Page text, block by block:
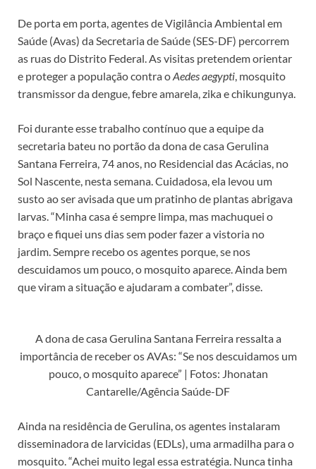
De porta em porta, agentes de Vigilância Ambiental em
Saúde (Avas) da Secretaria de Saúde (SES-DF) percorrem
as ruas do Distrito Federal. As visitas pretendem orientar
e proteger a população contra oAedes aegypti, mosquito
transmissor da dengue, febre amarela, zika e chikungunya.
Foi durante esse trabalho contínuo que a equipe da
secretaria bateu no portão da dona de casa Gerulina
Santana Ferreira, 74 anos, no Residencial das Acácias, no
Sol Nascente, nesta semana. Cuidadosa, ela levou um
susto ao ser avisada que um pratinho de plantas abrigava
larvas. “Minha casa é sempre limpa, mas machuquei o
braço e fiquei uns dias sem poder fazer a vistoria no
jardim. Sempre recebo os agentes porque, se nos
descuidamos um pouco, o mosquito aparece. Ainda bem
que viram a situação e ajudaram a combater”, disse.
A dona de casa Gerulina Santana Ferreira ressalta a
importância de receber os AVAs: “Se nos descuidamos um
pouco, o mosquito aparece” | Fotos: Jhonatan
Cantarelle/Agência Saúde-DF
Ainda na residência de Gerulina, os agentes instalaram
disseminadora de larvicidas (EDLs), uma armadilha para o
mosquito. “Achei muito legal essa estratégia. Nunca tinha